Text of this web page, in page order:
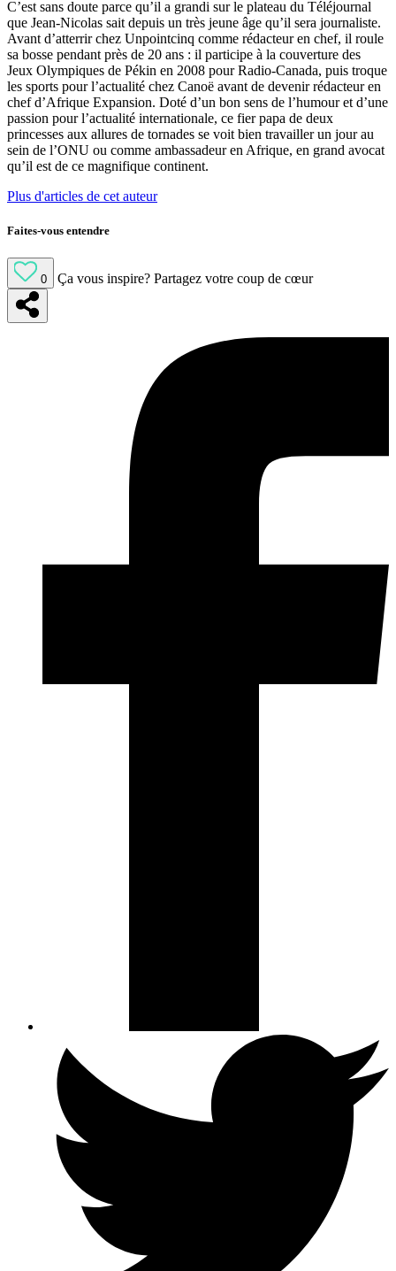
C’est sans doute parce qu’il a grandi sur le plateau du Téléjournal
que Jean-Nicolas sait depuis un très jeune âge qu’il sera journaliste.
Avant d’atterrir chez Unpointcinq comme rédacteur en chef, il roule
sa bosse pendant près de 20 ans : il participe à la couverture des
Jeux Olympiques de Pékin en 2008 pour Radio-Canada, puis troque
les sports pour l’actualité chez Canoë avant de devenir rédacteur en
chef d’Afrique Expansion. Doté d’un bon sens de l’humour et d’une
passion pour l’actualité internationale, ce fier papa de deux
princesses aux allures de tornades se voit bien travailler un jour au
sein de l’ONU ou comme ambassadeur en Afrique, en grand avocat
qu’il est de ce magnifique continent.
Plus d'articles de cet auteur
Faites-vous entendre
0 Ça vous inspire? Partagez votre coup de cœur